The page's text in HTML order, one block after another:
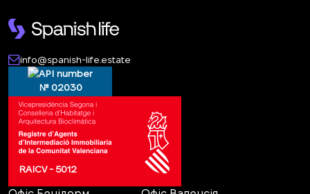
info@spanish-life.estate
№ 02030
RAICV - 5012